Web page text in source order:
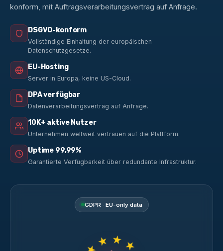
konform, mit Auftragsverarbeitungsvertrag auf Anfrage.
DSGVO-konform
Vollständige Einhaltung der europäischen
Datenschutzgesetze.
EU-Hosting
Server in Europa, keine US-Cloud.
DPA verfügbar
Datenverarbeitungsvertrag auf Anfrage.
10K+ aktive Nutzer
Unternehmen weltweit vertrauen auf die Plattform.
Uptime 99,99%
Garantierte Verfügbarkeit über redundante Infrastruktur.
GDPR · EU-only data